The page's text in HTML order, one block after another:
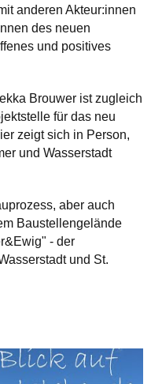
anderen Akteur:innen
des neuen
und positives
Brouwer ist zugleich
für das neu
zeigt sich in Person,
und Wasserstadt
aber auch
Baustellengelände
- der
und St.